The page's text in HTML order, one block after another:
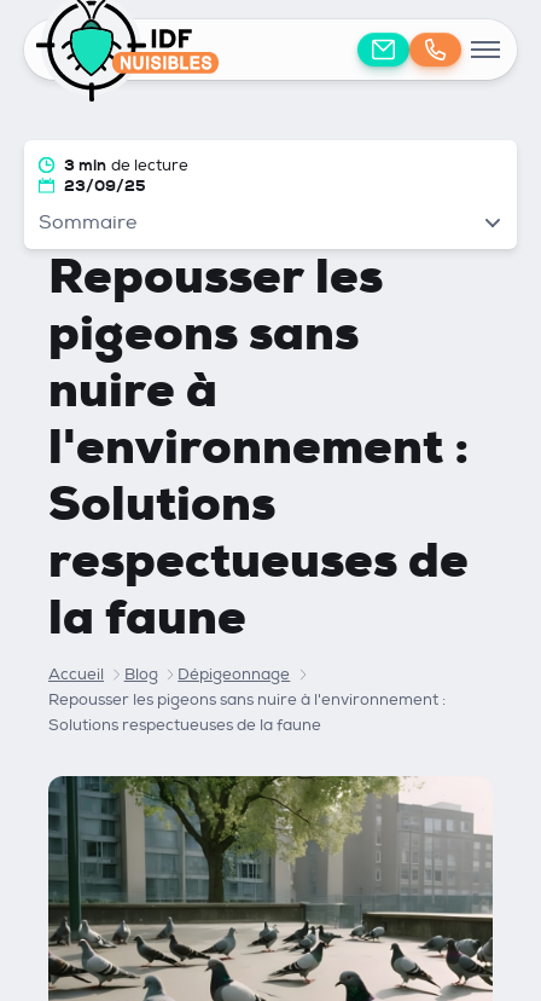
3 min de lecture
23/09/25
Sommaire
Repousser les
pigeons sans
nuire à
l'environnement :
Solutions
respectueuses de
la faune
Accueil Blog
Dépigeonnage
Repousser les pigeons sans nuire à l'environnement :
Solutions respectueuses de la faune